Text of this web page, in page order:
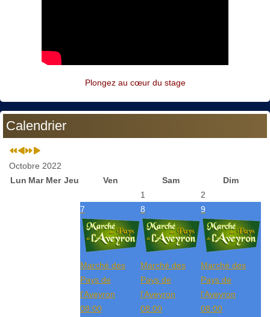
Plongez au cœur du stage
Calendrier
Octobre 2022
Lun Mar Mer Jeu Ven Sam
Dim
1
2
7
Marché des
Pays de
l'Aveyron
08:00
8
Marché des
Pays de
l'Aveyron
08:00
9
Marché des
Pays de
l'Aveyron
08:00